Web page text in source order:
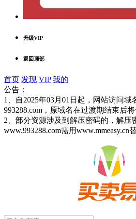
升级VIP
返回顶部
首页 发现 VIP 我的
公告：
1、自2025年03月01日起，网站访问域
993288.com，原域名在过渡期结束后将
2、部分资源涉及到解压密码的，解压
www.993288.com需用www.mmeasy.cn